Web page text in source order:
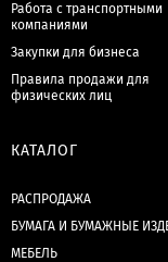
Работа с транспортными
компаниями
Закупки для бизнеса
Правила продажи для
физических лиц
КАТАЛОГ
РАСПРОДАЖА
БУМАГА И БУМАЖНЫЕ
МЕБЕЛЬ